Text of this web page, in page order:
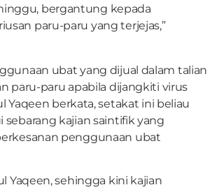
bergantung kepada
paru-paru yang terjejas,”
ubat yang dijual dalam talian
paru-paru apabila dijangkiti virus
Yaqeen berkata, setakat ini beliau
kajian saintifik yang
penggunaan ubat
Yaqeen, sehingga kini kajian